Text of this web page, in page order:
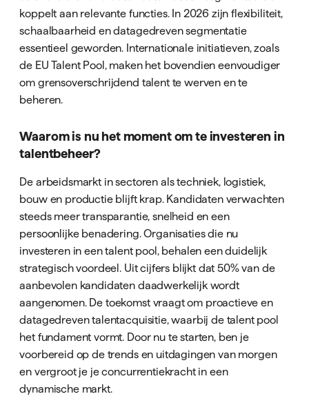
koppelt aan relevante functies. In 2026 zijn flexibiliteit,
schaalbaarheid en datagedreven segmentatie
essentieel geworden. Internationale initiatieven, zoals
de EU Talent Pool, maken het bovendien eenvoudiger
om grensoverschrijdend talent te werven en te
beheren.
Waarom is nu het moment om te investeren in
talentbeheer?
De arbeidsmarkt in sectoren als techniek, logistiek,
bouw en productie blijft krap. Kandidaten verwachten
steeds meer transparantie, snelheid en een
persoonlijke benadering. Organisaties die nu
investeren in een talent pool, behalen een duidelijk
strategisch voordeel. Uit cijfers blijkt dat 50% van de
aanbevolen kandidaten daadwerkelijk wordt
aangenomen. De toekomst vraagt om proactieve en
datagedreven talentacquisitie, waarbij de talent pool
het fundament vormt. Door nu te starten, ben je
voorbereid op de trends en uitdagingen van morgen
en vergroot je je concurrentiekracht in een
dynamische markt.